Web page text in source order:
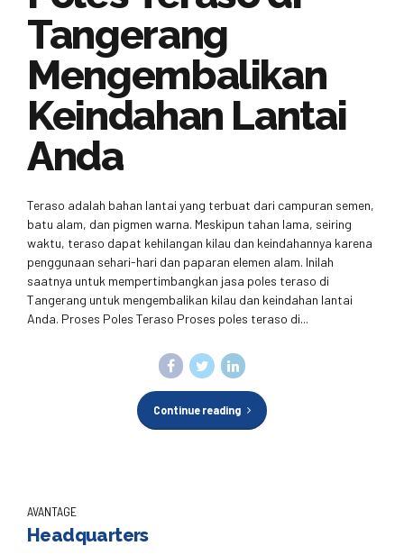
Tangerang
Mengembalikan
Keindahan Lantai
Anda
Teraso adalah bahan lantai yang terbuat dari campuran semen,
batu alam, dan pigmen warna. Meskipun tahan lama, seiring
waktu, teraso dapat kehilangan kilau dan keindahannya karena
penggunaan sehari-hari dan paparan elemen alam. Inilah
saatnya untuk mempertimbangkan jasa poles teraso di
Tangerang untuk mengembalikan kilau dan keindahan lantai
Anda. Proses Poles Teraso Proses poles teraso di...
Continue reading
AVANTAGE
Headquarters